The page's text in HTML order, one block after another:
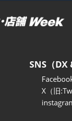
SNS（DX
X（旧